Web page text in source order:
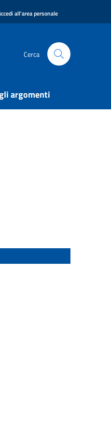
all'area personale
Cerca
argomenti